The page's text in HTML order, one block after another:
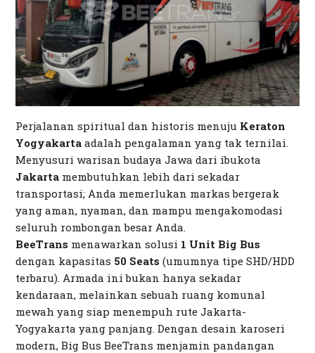
Perjalanan spiritual dan historis menuju Keraton
Yogyakarta adalah pengalaman yang tak ternilai.
Menyusuri warisan budaya Jawa dari ibukota
Jakarta membutuhkan lebih dari sekadar
transportasi; Anda memerlukan markas bergerak
yang aman, nyaman, dan mampu mengakomodasi
seluruh rombongan besar Anda.
BeeTrans menawarkan solusi 1 Unit Big Bus
dengan kapasitas 50 Seats (umumnya tipe SHD/HDD
terbaru). Armada ini bukan hanya sekadar
kendaraan, melainkan sebuah ruang komunal
mewah yang siap menempuh rute Jakarta-
Yogyakarta yang panjang. Dengan desain karoseri
modern, Big Bus BeeTrans menjamin pandangan